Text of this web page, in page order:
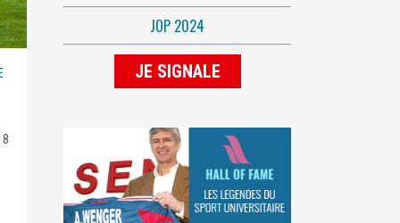
JOP 2024
JE SIGNALE